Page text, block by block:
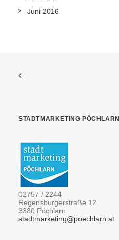
Juni 2016
STADTMARKETING PÖCHLARN
02757 / 2244
Regensburgerstraße 12
3380 Pöchlarn
stadtmarketing@poechlarn.at